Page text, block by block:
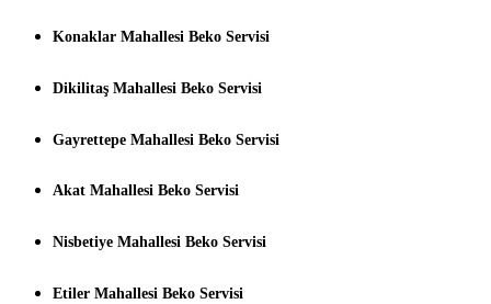
Konaklar Mahallesi Beko Servisi
Dikilitaş Mahallesi Beko Servisi
Gayrettepe Mahallesi Beko Servisi
Akat Mahallesi Beko Servisi
Nisbetiye Mahallesi Beko Servisi
Etiler Mahallesi Beko Servisi